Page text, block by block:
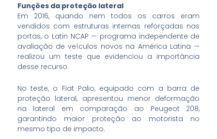
Funções da proteção lateral
Em 2016, quando nem todos os carros eram
vendidos com estruturas internas reforçadas nas
portas, o Latin NCAP — programa independente de
avaliação de veículos novos na América Latina —
realizou um teste que evidenciou a importância
desse recurso.
No teste, o Fiat Palio, equipado com a barra de
proteção lateral, apresentou menor deformação
na lateral em comparação ao Peugeot 208,
garantindo maior proteção ao motorista no
mesmo tipo de impacto.